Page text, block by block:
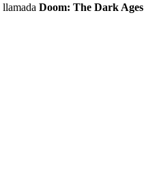
Doom: The Dark Ages